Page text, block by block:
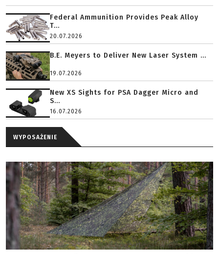
Federal Ammunition Provides Peak Alloy
T...
20.07.2026
B.E. Meyers to Deliver New Laser System ...
19.07.2026
New XS Sights for PSA Dagger Micro and
S...
16.07.2026
WYPOSAŻENIE